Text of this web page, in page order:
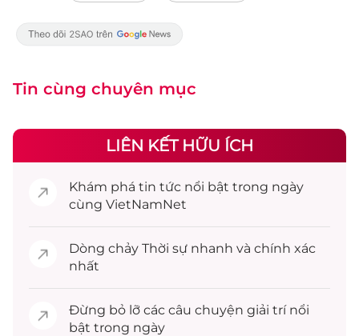
Tin cùng chuyên mục
LIÊN KẾT HỮU ÍCH
Khám phá tin tức nổi bật trong ngày
cùng VietNamNet
Dòng chảy Thời sự nhanh và chính xác
nhất
Đừng bỏ lỡ các câu chuyện giải trínổi
bật trong ngày